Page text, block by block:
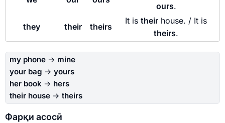
ours.
they their theirs
It is their house. / It is
theirs.
my phone → mine
your bag → yours
her book → hers
their house → theirs
Фарқи асосӣ